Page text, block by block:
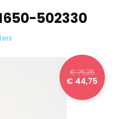
502330
€ 75,25
€ 44,75